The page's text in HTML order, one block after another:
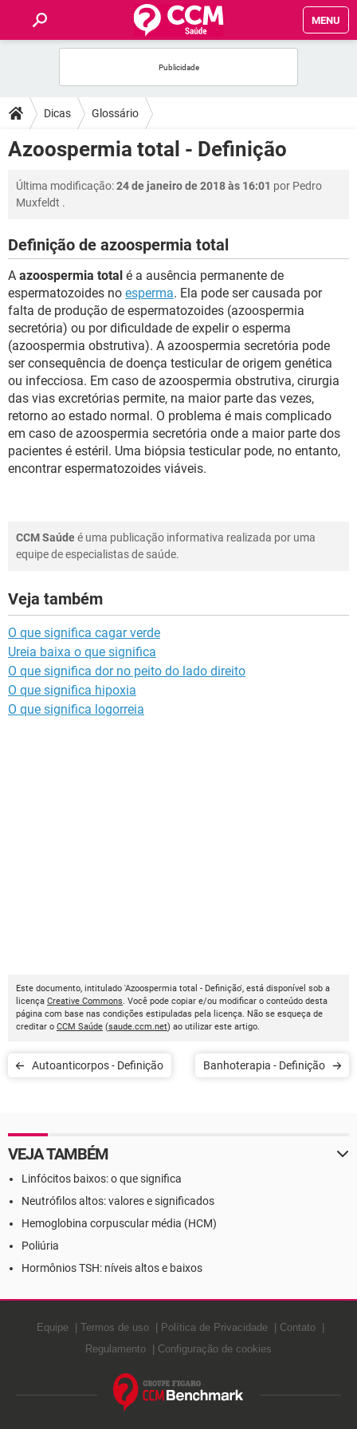
MENU
FÓRUM
SAÚDE
FAMÍLIA
SEXUALIDADE
GLOSSÁRIO
Dicas Glossário
Azoospermia total - Definição
Última modificação:24 de janeiro de 2018 às 16:01 por Pedro
Muxfeldt .
Definição de azoospermia total
A azoospermia total é a ausência permanente de
espermatozoides no esperma. Ela pode ser causada por
falta de produção de espermatozoides (azoospermia
secretória) ou por dificuldade de expelir o esperma
(azoospermia obstrutiva). A azoospermia secretória pode
ser consequência de doença testicular de origem genética
ou infecciosa. Em caso de azoospermia obstrutiva, cirurgia
das vias excretórias permite, na maior parte das vezes,
retorno ao estado normal. O problema é mais complicado
em caso de azoospermia secretória onde a maior parte dos
pacientes é estéril. Uma biópsia testicular pode, no entanto,
encontrar espermatozoides viáveis.
CCM Saúdeé uma publicação informativa realizada por uma
equipe de especialistas de saúde.
Veja também
O que significa cagar verde
Ureia baixa o que significa
O que significa dor no peito do lado direito
O que significa hipoxia
O que significa logorreia
Este documento, intitulado 'Azoospermia total - Definição', está disponível sob a
licença Creative Commons. Você pode copiar e/ou modificar o conteúdo desta
página com base nas condições estipuladas pela licença. Não se esqueça de
creditar o CCM Saúde (saude.ccm.net) ao utilizar este artigo.
Autoanticorpos - Definição Banhoterapia - Definição
VEJA TAMBÉM
Linfócitos baixos: o que significa
Neutrófilos altos: valores e significados
Hemoglobina corpuscular média (HCM)
Poliúria
Hormônios TSH: níveis altos e baixos
Equipe Termos de uso Política de Privacidade
Contato
Regulamento
Configuração de cookies